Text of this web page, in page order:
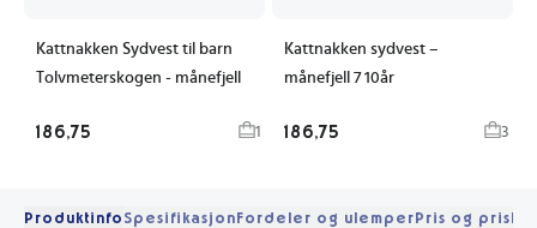
Kattnakken Sydvest til barn
Tolvmeterskogen - månefjell
186,75 1
Kattnakken sydvest –
månefjell 7 10år
186,75 3
Produktinfo Spesifikasjon Fordeler og ulemper Pris og